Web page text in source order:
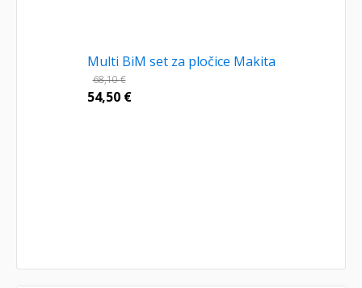
Multi BiM set za pločice Makita
68,10€
54,50 €